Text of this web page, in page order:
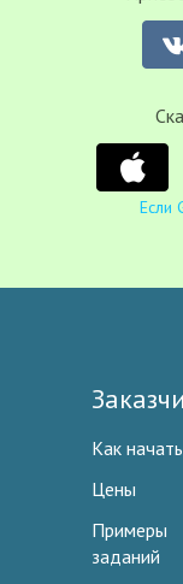
Если
Как начать
Цены
Примеры
заданий